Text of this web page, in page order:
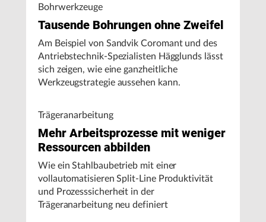
Bohrwerkzeuge
Tausende Bohrungen ohne Zweifel
Am Beispiel von Sandvik Coromant und des
Antriebstechnik-Spezialisten Hägglunds lässt
sich zeigen, wie eine ganzheitliche
Werkzeugstrategie aussehen kann.
Trägeranarbeitung
Mehr Arbeitsprozesse mit weniger
Ressourcen abbilden
Wie ein Stahlbaubetrieb mit einer
vollautomatisieren Split-Line Produktivität
und Prozesssicherheit in der
Trägeranarbeitung neu definiert